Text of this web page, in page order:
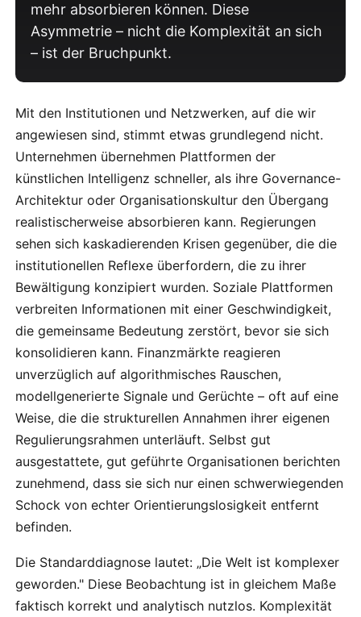
mehr absorbieren können. Diese
Asymmetrie – nicht die Komplexität an sich
– ist der Bruchpunkt.
Mit den Institutionen und Netzwerken, auf die wir
angewiesen sind, stimmt etwas grundlegend nicht.
Unternehmen übernehmen Plattformen der
künstlichen Intelligenz schneller, als ihre Governance-
Architektur oder Organisationskultur den Übergang
realistischerweise absorbieren kann. Regierungen
sehen sich kaskadierenden Krisen gegenüber, die die
institutionellen Reflexe überfordern, die zu ihrer
Bewältigung konzipiert wurden. Soziale Plattformen
verbreiten Informationen mit einer Geschwindigkeit,
die gemeinsame Bedeutung zerstört, bevor sie sich
konsolidieren kann. Finanzmärkte reagieren
unverzüglich auf algorithmisches Rauschen,
modellgenerierte Signale und Gerüchte – oft auf eine
Weise, die die strukturellen Annahmen ihrer eigenen
Regulierungsrahmen unterläuft. Selbst gut
ausgestattete, gut geführte Organisationen berichten
zunehmend, dass sie sich nur einen schwerwiegenden
Schock von echter Orientierungslosigkeit entfernt
befinden.
Die Standarddiagnose lautet: „Die Welt ist komplexer
geworden." Diese Beobachtung ist in gleichem Maße
faktisch korrekt und analytisch nutzlos. Komplexität